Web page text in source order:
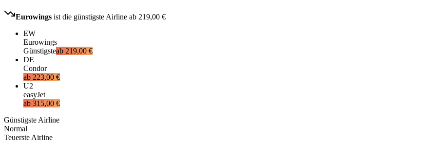
Eurowings ist die günstigste Airline ab 219,00 €
EW
Eurowings
Günstigsteab 219,00 €
DE
Condor
ab 223,00 €
U2
easyJet
ab 315,00 €
Günstigste Airline
Normal
Teuerste Airline